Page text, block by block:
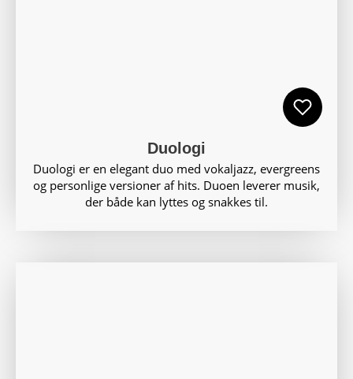
Duologi
Duologi er en elegant duo med vokaljazz, evergreens
og personlige versioner af hits. Duoen leverer musik,
der både kan lyttes og snakkes til.